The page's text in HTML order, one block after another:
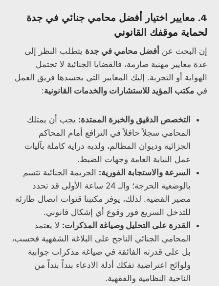
4. معايير اختيار أفضل محامي جنائي في جدة
لحماية موقفك القانوني
إن البحث عن أفضل محامي في جدة يتطلب النظر إلى
عدة معايير مهنية صارمة، فالقضايا الجنائية لا تحتمل
الهواية أو التجربة. إليك المعايير التي يجسدها فريق العمل
في مكتب المؤيد للاستشارات والخدمات القانونية:
التخصص الدقيق والخبرة الممتدة: يجب أن يمتلك
المحامي سجلاً حافلاً في الترافع أمام المحاكم
الجزائية وديوان المظالم، ولديه دراية كاملة بآليات
عمل النيابة العامة وجهات الضبط.
السرعة والاستجابة الفورية: الجريمة الجنائية تتسم
بالوضعية الحرجة؛ والـ 24 ساعة الأولى قد تحدد
مصير القضية. لذلك، يوفر مكتبنا قنوات اتصال طارئة
للتدخل السريع فور وقوع أي إشكال قانوني.
القدرة على التحليل وصياغة المذكرات: لا يعتمد
المحامي الجنائي الناجح على البلاغة الشفهية فحسب،
بل على قدرته الفائقة في صياغة مذكرات جوابية
ولوائح اعتراضية تفكك أدلة الادعاء بنداً بنداً من
الناحية النظامية والفقهية.